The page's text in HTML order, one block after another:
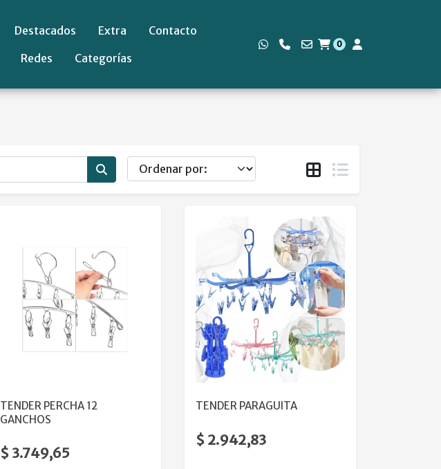
Destacados Extra
Contacto
Redes Categorías
0
TENDER PERCHA 12
GANCHOS
$ 3.749,65
TENDER PARAGUITA
$ 2.942,83
VER DETALLE